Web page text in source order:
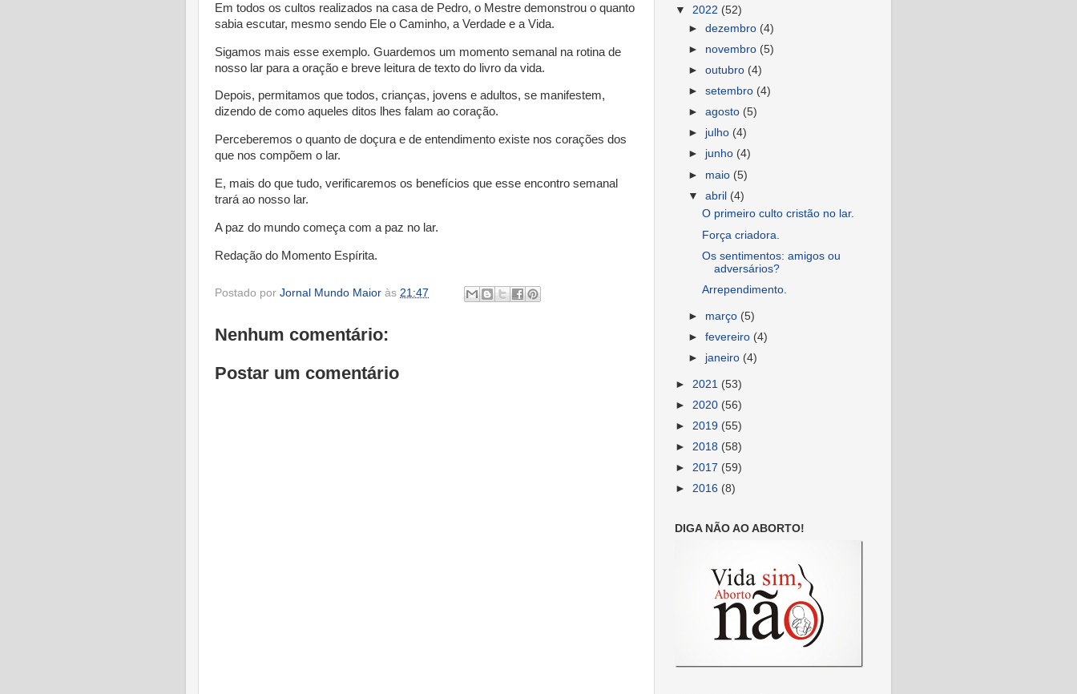
Em todos os cultos realizados na casa de Pedro, o Mestre demonstrou o quanto
sabia escutar, mesmo sendo Ele o Caminho, a Verdade e a Vida.
Sigamos mais esse exemplo. Guardemos um momento semanal na rotina de
nosso lar para a oração e breve leitura de texto do livro da vida.
Depois, permitamos que todos, crianças, jovens e adultos, se manifestem,
dizendo de como aqueles ditos lhes falam ao coração.
Perceberemos o quanto de doçura e de entendimento existe nos corações dos
que nos compõem o lar.
E, mais do que tudo, verificaremos os benefícios que esse encontro semanal
trará ao nosso lar.
A paz do mundo começa com a paz no lar.
Redação do Momento Espírita.
Postado por Jornal Mundo Maior às 21:47
Nenhum comentário:
Postar um comentário
▼ 2022 (52)
►dezembro (4)
► novembro (5)
►outubro (4)
►setembro (4)
►agosto (5)
► julho (4)
► junho (4)
► maio (5)
▼abril (4)
O primeiro culto cristão no lar.
Força criadora.
Os sentimentos: amigos ou
adversários?
Arrependimento.
► março (5)
►fevereiro (4)
► janeiro (4)
► 2021 (53)
► 2020 (56)
► 2019 (55)
► 2018 (58)
► 2017 (59)
► 2016 (8)
DIGA NÃO AO ABORTO!